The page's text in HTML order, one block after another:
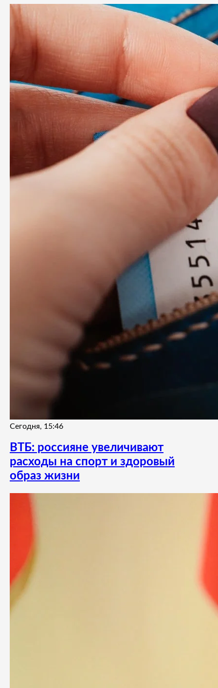
Сегодня, 15:46
ВТБ: россияне увеличивают
расходы на спорт и здоровый
образ жизни